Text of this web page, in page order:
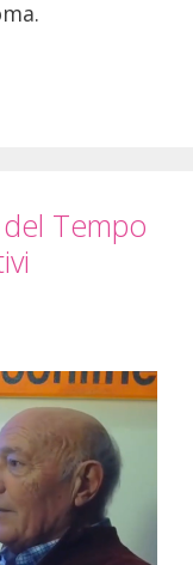
Tempo